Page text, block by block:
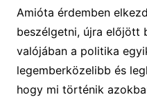
Amióta érdemben
beszélgetni, újra előjött
valójában a politika
legemberközelibb és
hogy mi történik